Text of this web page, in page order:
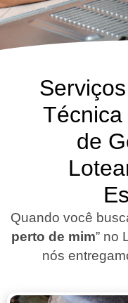
de
Quando você
perto de mim” no
nós